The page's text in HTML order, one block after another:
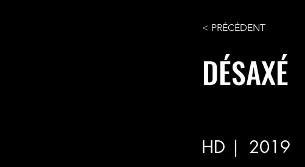
< PRÉCÉDENT
DÉSAXÉ
HD | 2019